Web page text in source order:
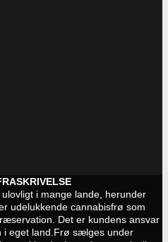
i mange lande, herunder
udelukkende cannabisfrø som
Det er kundens ansvar
i eget land. Frø sælges under